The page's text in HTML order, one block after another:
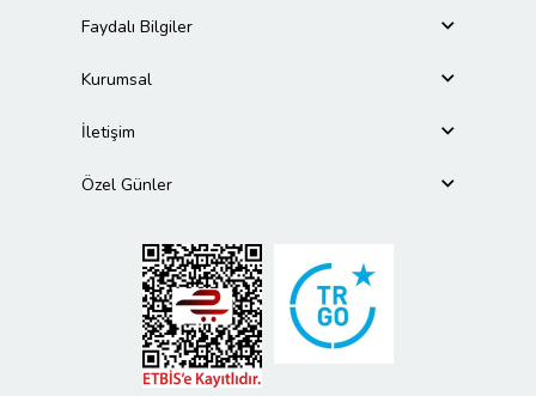
Faydalı Bilgiler
Kurumsal
İletişim
Özel Günler